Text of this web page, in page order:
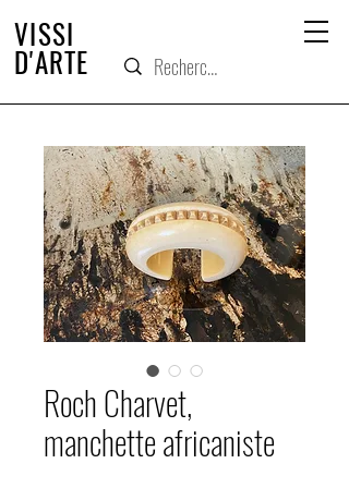
D'ARTE
VISSI
Roch Charvet,
manchette africaniste